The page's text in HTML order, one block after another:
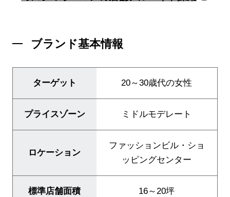
店舗検索
企業情報
ブランド基本情報
ターゲット 20～30歳代の女性
プライスゾーン ミドルモデレート
ロケーション
ファッションビル・ショ
ッピングセンター
標準店舗面積 16～20坪